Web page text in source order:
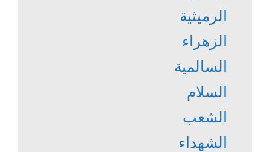
الرميثية
الزهراء
السالمية
السلام
الشعب
الشهداء